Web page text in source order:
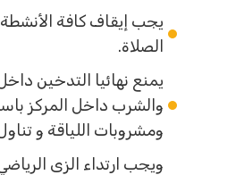
يجب إيقاف كافة الأنشطة
الصلاة.
يمنع نهائيا التدخين داخل
والشرب داخل المركز
ومشروبات اللياقة و تناول
ويجب ارتداء الزى